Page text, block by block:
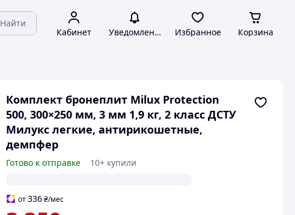
Найти
Кабинет Уведомления Избранное Корзина
Комплект бронеплит Milux Protection
500, 300×250 мм, 3 мм 1,9 кг, 2 класс ДСТУ
Милукс легкие, антирикошетные,
демпфер
Готово к отправке 10+ купили
от336 ₴/мес